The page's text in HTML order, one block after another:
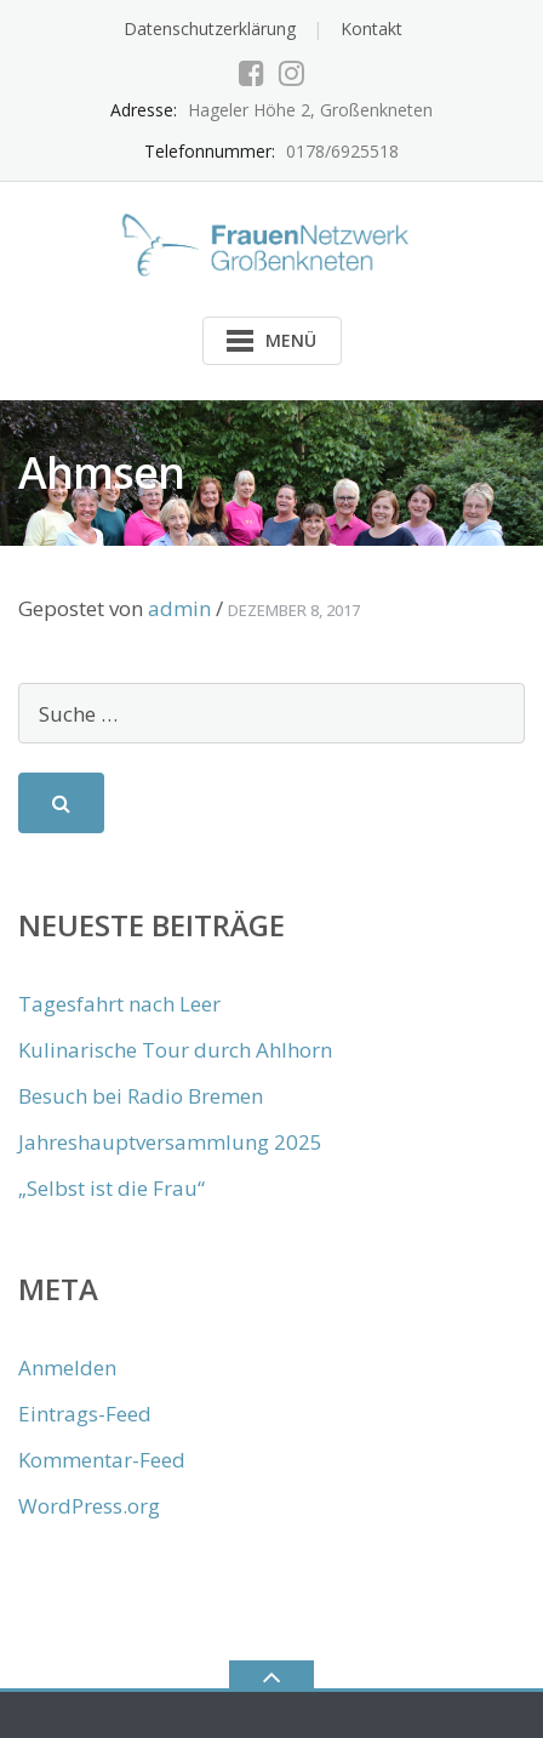
Datenschutzerklärung Kontakt
Adresse:
Hageler Höhe 2, Großenkneten
Telefonnummer: 0178/6925518
MENÜ
Ahmsen
Gepostet von admin / DEZEMBER 8, 2017
NEUESTE BEITRÄGE
Tagesfahrt nach Leer
Kulinarische Tour durch Ahlhorn
Besuch bei Radio Bremen
Jahreshauptversammlung 2025
„Selbst ist die Frau“
META
Anmelden
Eintrags-Feed
Kommentar-Feed
WordPress.org